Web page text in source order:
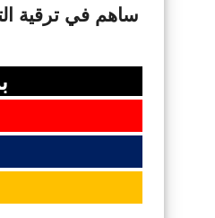
ساهم في ترقية